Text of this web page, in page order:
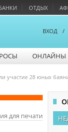
ОТДЫХ
ВХОД /
ОНЛАЙНЫ
участие 28 юных
для печати